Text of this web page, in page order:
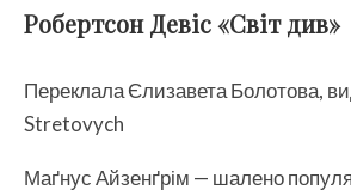
Робертсон Девіс «Світ див»
Переклала Єлизавета Болотова,
Stretovych
Маґнус Айзенґрім — шалено